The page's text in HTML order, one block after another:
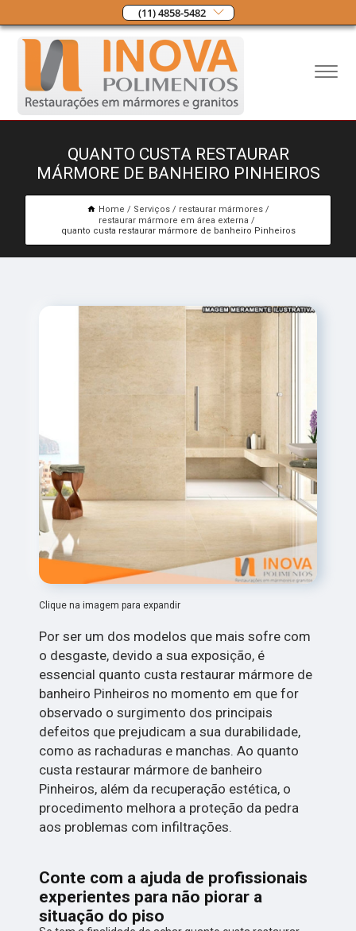
(11) 4858-5482
QUANTO CUSTA RESTAURAR
MÁRMORE DE BANHEIRO PINHEIROS
Home Serviços
restaurar mármores
restaurar mármore em área externa
quanto custa restaurar mármore de banheiro Pinheiros
Clique na imagem para expandir
Por ser um dos modelos que mais sofre com
o desgaste, devido a sua exposição, é
essencial quanto custa restaurar mármore de
banheiro Pinheiros no momento em que for
observado o surgimento dos principais
defeitos que prejudicam a sua durabilidade,
como as rachaduras e manchas. Ao quanto
custa restaurar mármore de banheiro
Pinheiros, além da recuperação estética, o
procedimento melhora a proteção da pedra
aos problemas com infiltrações.
Conte com a ajuda de profissionais
experientes para não piorar a
situação do piso